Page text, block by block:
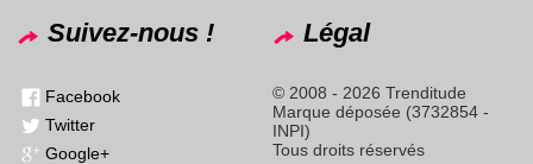
Suivez-nous !
Facebook
Twitter
Google+
Légal
© 2008 - 2026 Trenditude
Marque déposée (3732854 -
INPI)
Tous droits réservés